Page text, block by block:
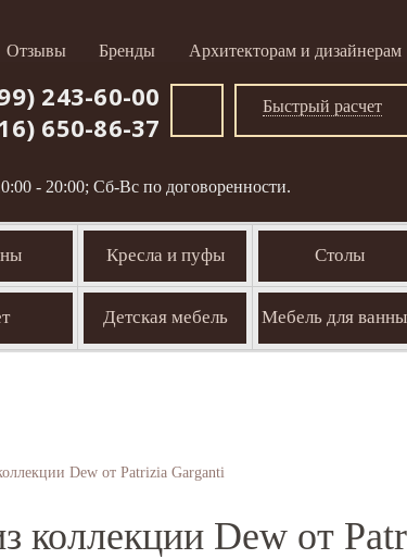
Отзывы Бренды Архитекторам и дизайнерам
- 20:00; Сб-Вс по договоренности.
243-60-00
650-86-37
Быстрый расчет
Кресла и пуфы Столы
Детская мебель Мебель для
Dew от Patrizia Garganti
коллекции Dew от